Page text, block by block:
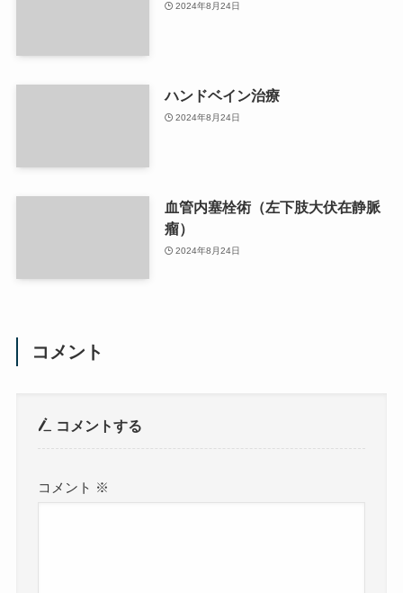
2024年8月24日
ハンドベイン治療
2024年8月24日
血管内塞栓術（左下肢大伏在静脈
瘤）
2024年8月24日
コメント
コメントする
コメント ※